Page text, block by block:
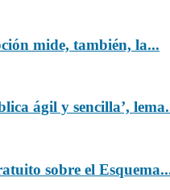
mide, también, la...
ágil y sencilla’,
sobre el